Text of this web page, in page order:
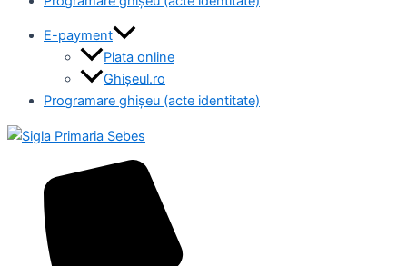
E-payment
Plata online
Ghișeul.ro
Programare ghișeu (acte identitate)